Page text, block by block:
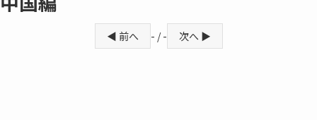
◀ 前へ - / - 次へ ▶